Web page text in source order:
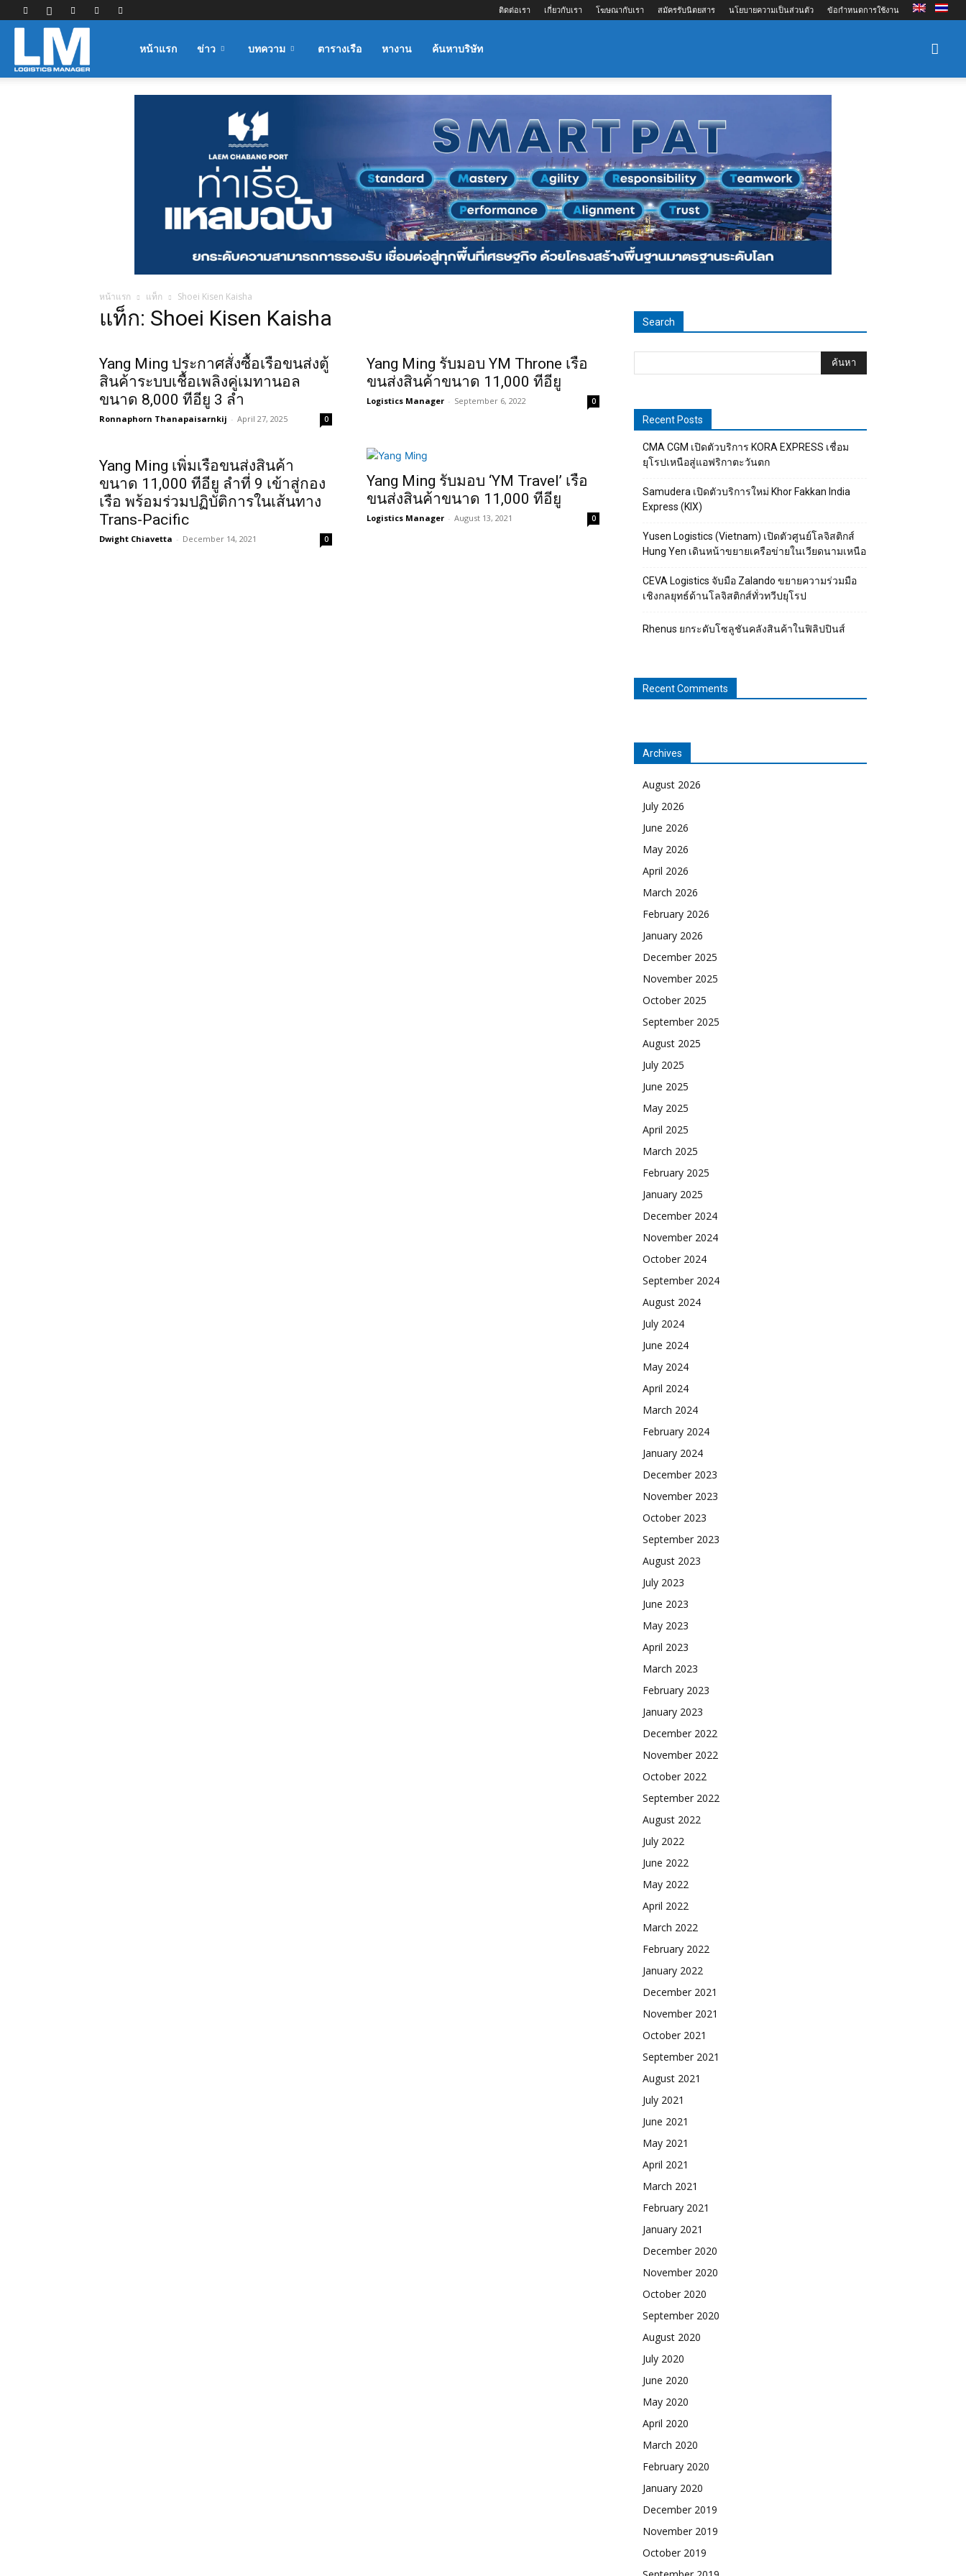
ติดต่อเรา เกี่ยวกับเรา โฆษณากับเรา สมัครรับนิตยสาร นโยบายความเป็นส่วนตัว ข้อกำหนดการใช้งาน
Logisticsหน้าแรก ข่าว บทความ ตารางเรือ หางาน ค้นหาบริษัท
หน้าแรก แท็ก Shoei Kisen Kaisha
แท็ก: Shoei Kisen Kaisha
Yang Ming ประกาศสั่งซื้อเรือขนส่งตู้
สินค้าระบบเชื้อเพลิงคู่เมทานอล
ขนาด 8,000 ทีอียู 3 ลำ
Ronnaphorn Thanapaisarnkij - April 27, 2025 0
Yang Ming รับมอบ YM Throne เรือ
ขนส่งสินค้าขนาด 11,000 ทีอียู
Logistics Manager - September 6, 2022 0
Yang Ming เพิ่มเรือขนส่งสินค้า
ขนาด 11,000 ทีอียู ลำที่ 9 เข้าสู่กอง
เรือ พร้อมร่วมปฏิบัติการในเส้นทาง
Trans-Pacific
Dwight Chiavetta - December 14, 2021 0
Yang Ming รับมอบ ‘YM Travel’ เรือ
ขนส่งสินค้าขนาด 11,000 ทีอียู
Logistics Manager - August 13, 2021 0
Search
Recent Posts
CMA CGM เปิดตัวบริการ KORA EXPRESS เชื่อม
ยุโรปเหนือสู่แอฟริกาตะวันตก
Samudera เปิดตัวบริการใหม่ Khor Fakkan India
Express (KIX)
Yusen Logistics (Vietnam) เปิดตัวศูนย์โลจิสติกส์
Hung Yen เดินหน้าขยายเครือข่ายในเวียดนามเหนือ
CEVA Logistics จับมือ Zalando ขยายความร่วมมือ
เชิงกลยุทธ์ด้านโลจิสติกส์ทั่วทวีปยุโรป
Rhenus ยกระดับโซลูชันคลังสินค้าในฟิลิปปินส์
Recent Comments
Archives
August 2026
July 2026
June 2026
May 2026
April 2026
March 2026
February 2026
January 2026
December 2025
November 2025
October 2025
September 2025
August 2025
July 2025
June 2025
May 2025
April 2025
March 2025
February 2025
January 2025
December 2024
November 2024
October 2024
September 2024
August 2024
July 2024
June 2024
May 2024
April 2024
March 2024
February 2024
January 2024
December 2023
November 2023
October 2023
September 2023
August 2023
July 2023
June 2023
May 2023
April 2023
March 2023
February 2023
January 2023
December 2022
November 2022
October 2022
September 2022
August 2022
July 2022
June 2022
May 2022
April 2022
March 2022
February 2022
January 2022
December 2021
November 2021
October 2021
September 2021
August 2021
July 2021
June 2021
May 2021
April 2021
March 2021
February 2021
January 2021
December 2020
November 2020
October 2020
September 2020
August 2020
July 2020
June 2020
May 2020
April 2020
March 2020
February 2020
January 2020
December 2019
November 2019
October 2019